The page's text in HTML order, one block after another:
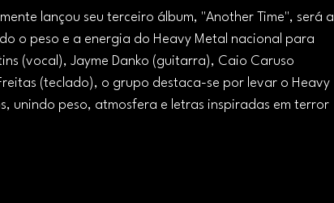
lançou seu terceiro álbum, "Another Time", será a
o peso e a energia do Heavy Metal nacional para
(vocal), Jayme Danko (guitarra), Caio Caruso
(teclado), o grupo destaca-se por levar o Heavy
unindo peso, atmosfera e letras inspiradas em terror